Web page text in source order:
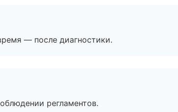
— после диагностики.
регламентов.